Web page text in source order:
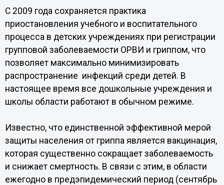
С 2009 года сохраняется практика
приостановления учебного и воспитательного
процесса в детских учреждениях при регистрации
групповой заболеваемости ОРВИ и гриппом, что
позволяет максимально минимизировать
распространение инфекций среди детей. В
настоящее время все дошкольные учреждения и
школы области работают в обычном режиме.
Известно, что единственной эффективной мерой
защиты населения от гриппа является вакцинация,
которая существенно сокращает заболеваемость
и снижает смертность. В связи с этим, в области
ежегодно в предэпидемический период (сентябрь